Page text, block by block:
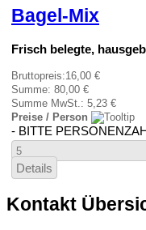
Bagel-Mix
Frisch belegte,
Bruttopreis:16,00 €
Summe: 80,00 €
Summe MwSt.: 5,23 €
Preise / Person
- BITTE
Details
Kontakt